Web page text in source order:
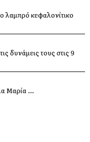
λαμπρό κεφαλονίτικο
δυνάμεις τους στις 9
Μαρία …